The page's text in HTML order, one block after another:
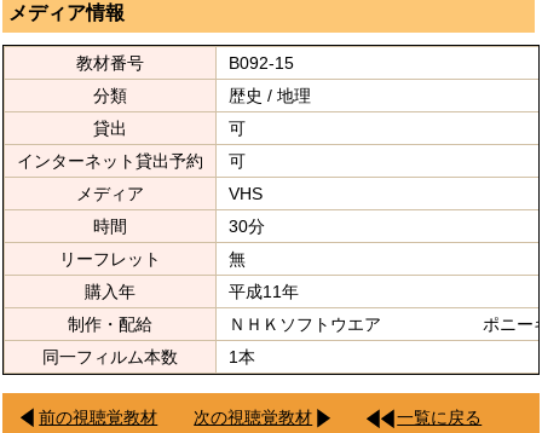
メディア情報
教材番号
B092-15
分類
歴史 / 地理
貸出
可
インターネット貸出予約
可
メディア
VHS
時間
30分
リーフレット
無
購入年
平成11年
制作・配給
ＮＨＫソフトウエア ポニーキ
同一フィルム本数
1本
前の視聴覚教材 次の視聴覚教材 一覧に戻る